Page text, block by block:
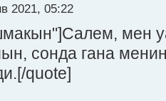
2021, 05:22
мен
сонда гана
quote]